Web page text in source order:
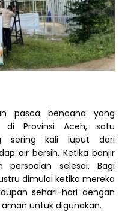
pasca bencana yang
di Provinsi Aceh, satu
sering kali luput dari
air bersih. Ketika banjir
selesai. Bagi
dimulai ketika mereka
sehari-hari dengan
untuk digunakan.